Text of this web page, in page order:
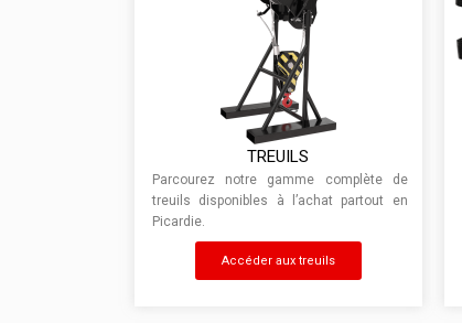
TREUILS
Parcourez notre gamme complète de
treuils disponibles à l’achat partout en
Picardie.
Accéder aux treuils